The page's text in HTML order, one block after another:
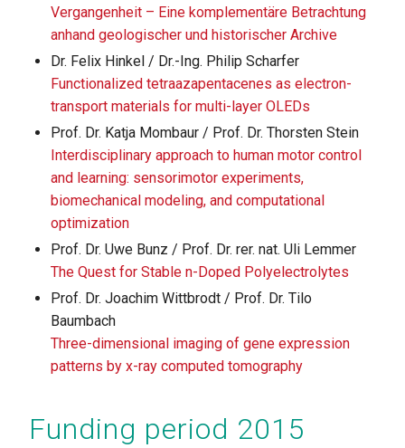
Vergangenheit – Eine komplementäre Betrachtung
anhand geologischer und historischer Archive
Dr. Felix Hinkel / Dr.-Ing. Philip Scharfer
Functionalized tetraazapentacenes as electron-
transport materials for multi-layer OLEDs
Prof. Dr. Katja Mombaur / Prof. Dr. Thorsten Stein
Interdisciplinary approach to human motor control
and learning: sensorimotor experiments,
biomechanical modeling, and computational
optimization
Prof. Dr. Uwe Bunz / Prof. Dr. rer. nat. Uli Lemmer
The Quest for Stable n-Doped Polyelectrolytes
Prof. Dr. Joachim Wittbrodt / Prof. Dr. Tilo
Baumbach
Three-dimensional imaging of gene expression
patterns by x-ray computed tomography
Funding period 2015